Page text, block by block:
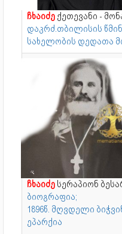
ჩხაიძე ქეთევანი -
დაკრძ.თბილისის
სახელობის დედათა
ჩხაიძე სერაპიონ
ბიოგრაფია;
1896წ. მღვდელი
ეპარქია